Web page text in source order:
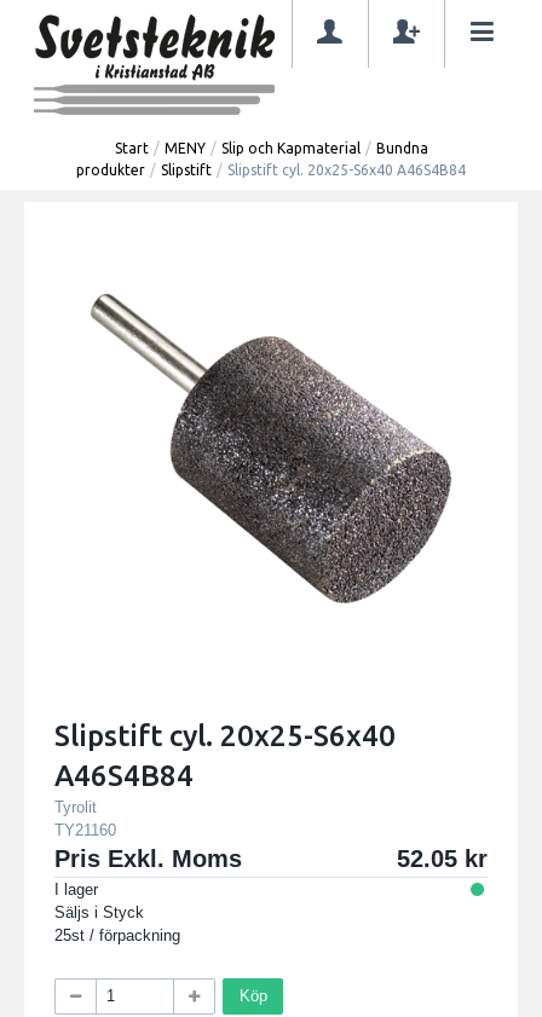
Start / MENY / Slip och Kapmaterial / Bundna
produkter / Slipstift / Slipstift cyl. 20x25-S6x40 A46S4B84
Slipstift cyl. 20x25-S6x40
A46S4B84
Tyrolit
TY21160
Pris Exkl. Moms 52.05
I lager
Säljs i Styck
25st / förpackning
Köp